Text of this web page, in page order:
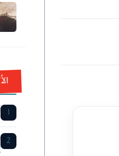
1
2